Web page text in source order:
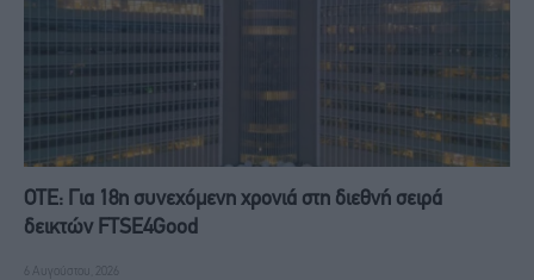
ΟΤΕ: Για 18η συνεχόμενη χρονιά στη διεθνή σειρά
δεικτών FTSE4Good
6 Αυγούστου, 2026